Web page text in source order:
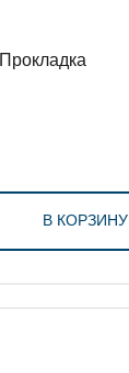
650.1203020 Прокладка
В КОРЗИНУ